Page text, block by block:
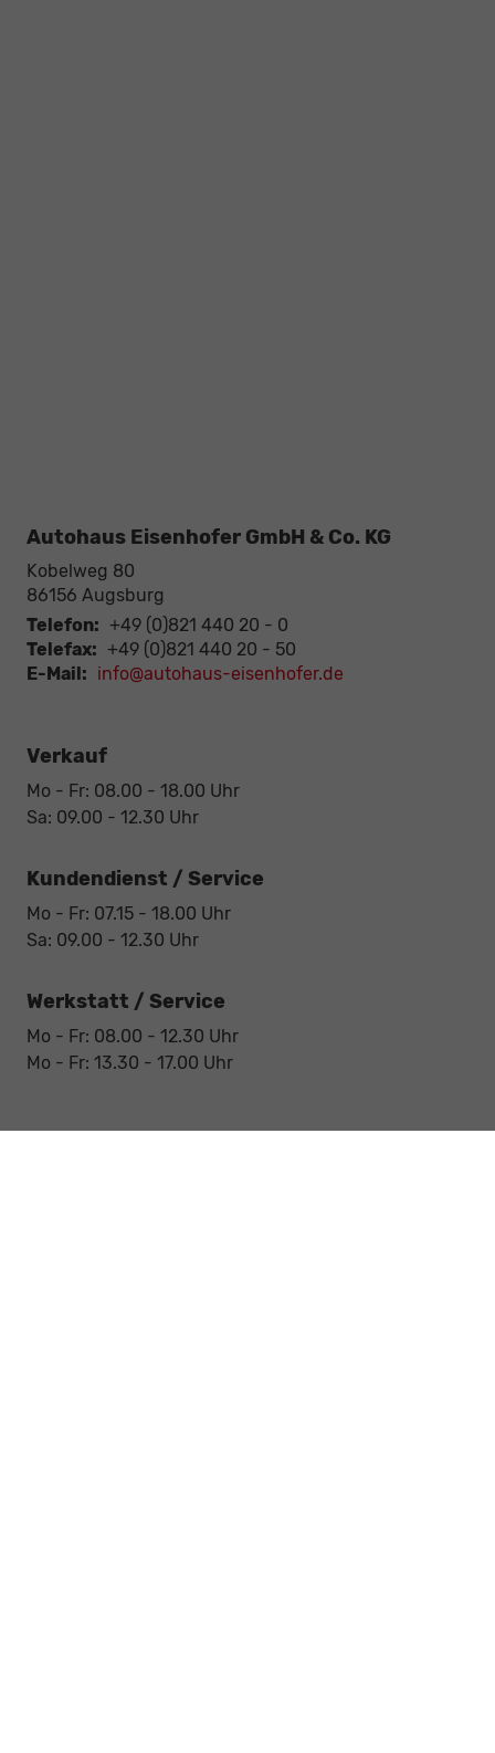
Autohaus Eisenhofer GmbH & Co. KG
Kobelweg 80
86156 Augsburg
Telefon: +49 (0)821 440 20 - 0
Telefax: +49 (0)821 440 20 - 50
E-Mail: info@autohaus-eisenhofer.de
Verkauf
Mo - Fr: 08.00 - 18.00 Uhr
Sa: 09.00 - 12.30 Uhr
Kundendienst / Service
Mo - Fr: 07.15 - 18.00 Uhr
Sa: 09.00 - 12.30 Uhr
Werkstatt / Service
Mo - Fr: 08.00 - 12.30 Uhr
Mo - Fr: 13.30 - 17.00 Uhr